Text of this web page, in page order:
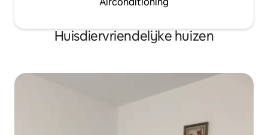
Huisdiervriendelijke huizen